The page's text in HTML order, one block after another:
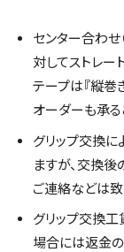
センター合わせ
対してストレート
テープは『縦巻
オーダーも承る
グリップ交換に
ますが、交換後
ご連絡などは致
グリップ交換工
場合には返金の